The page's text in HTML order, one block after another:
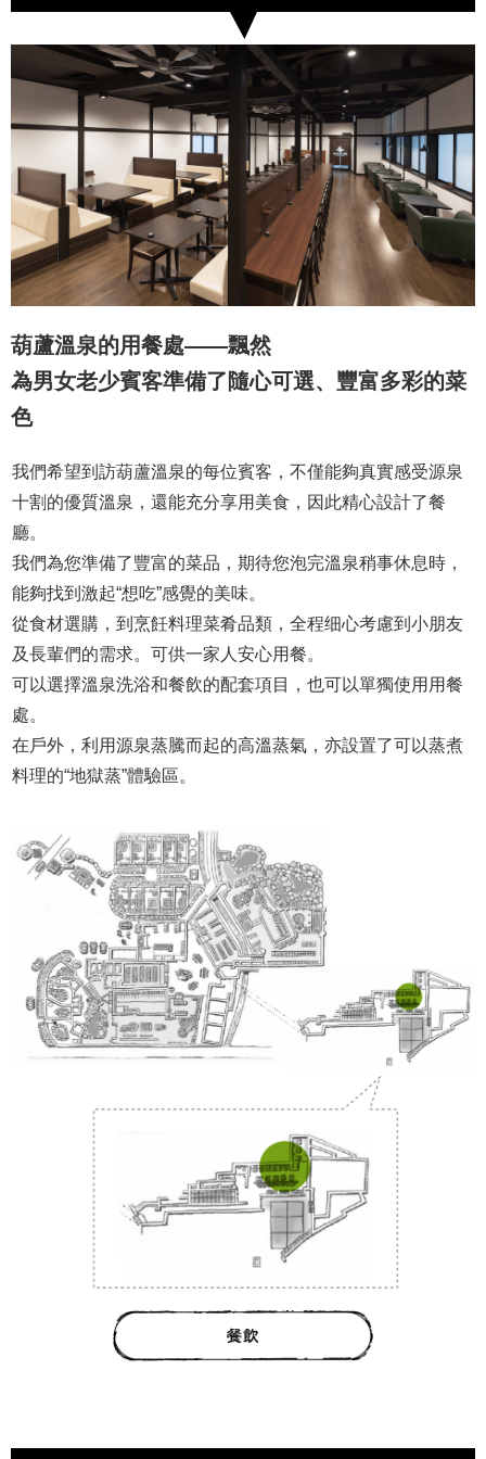
葫蘆溫泉的用餐處——飄然
為男女老少賓客準備了隨心可選、豐富多彩的菜
色
我們希望到訪葫蘆溫泉的每位賓客，不僅能夠真實感受源泉
十割的優質溫泉，還能充分享用美食，因此精心設計了餐
廳。
我們為您準備了豐富的菜品，期待您泡完溫泉稍事休息時，
能夠找到激起“想吃”感覺的美味。
從食材選購，到烹飪料理菜肴品類，全程细心考慮到小朋友
及長輩們的需求。可供一家人安心用餐。
可以選擇溫泉洗浴和餐飲的配套項目，也可以單獨使用用餐
處。
在戶外，利用源泉蒸騰而起的高溫蒸氣，亦設置了可以蒸煮
料理的“地獄蒸”體驗區。